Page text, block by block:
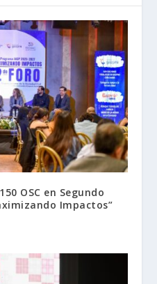
OSC en Segundo
Impactos”